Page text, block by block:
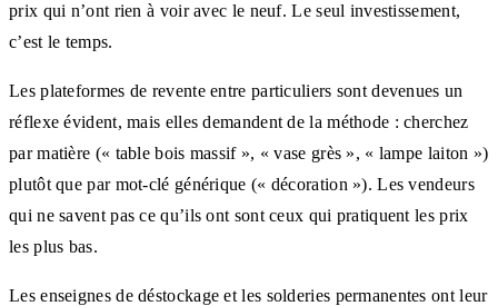
prix qui n’ont rien à voir avec le neuf. Le seul investissement,
c’est le temps.
Les plateformes de revente entre particuliers sont devenues un
réflexe évident, mais elles demandent de la méthode : cherchez
par matière (« table bois massif », « vase grès », « lampe laiton »)
plutôt que par mot-clé générique (« décoration »). Les vendeurs
qui ne savent pas ce qu’ils ont sont ceux qui pratiquent les prix
les plus bas.
Les enseignes de déstockage et les solderies permanentes ont leur